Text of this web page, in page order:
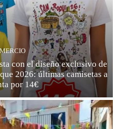
con el diseño exclusivo de
2026: últimas camisetas a
por 14€